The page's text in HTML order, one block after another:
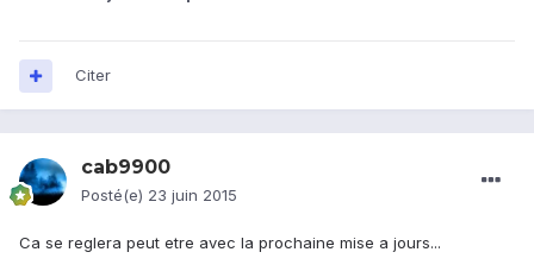
Citer
cab9900
Posté(e) 23 juin 2015
Ca se reglera peut etre avec la prochaine mise a jours...